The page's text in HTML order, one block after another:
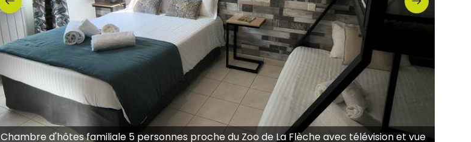
Chambre d'hôtes familiale 5 personnes proche du Zoo de La Flèche avec télévision et vue